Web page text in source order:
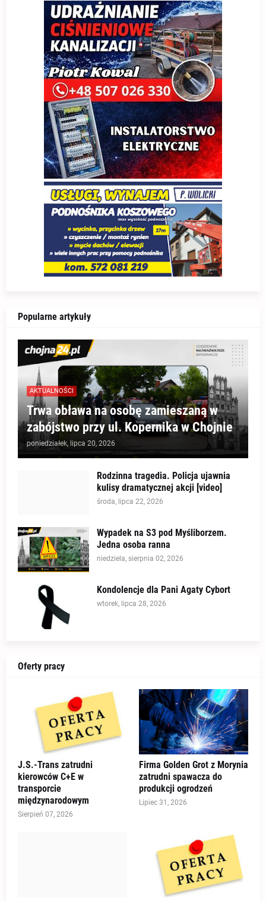
Popularne artykuły
AKTUALNOŚCI
Trwa obława na osobę zamieszaną w
zabójstwo przy ul. Kopernika w Chojnie
poniedziałek, lipca 20, 2026
Rodzinna tragedia. Policja ujawnia
kulisy dramatycznej akcji [video]
środa, lipca 22, 2026
Wypadek na S3 pod Myśliborzem.
Jedna osoba ranna
niedziela, sierpnia 02, 2026
Kondolencje dla Pani Agaty Cybort
wtorek, lipca 28, 2026
Oferty pracy
J.S.-Trans zatrudni
kierowców C+E w
transporcie
międzynarodowym
Sierpień 07, 2026
Firma Golden Grot z Morynia
zatrudni spawacza do
produkcji ogrodzeń
Lipiec 31, 2026